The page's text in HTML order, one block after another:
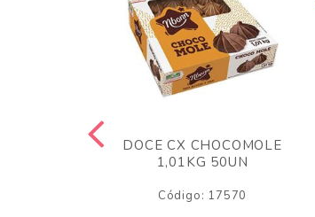
DOCE CX CHOCOMOLE
1,01KG 50UN
Código: 17570